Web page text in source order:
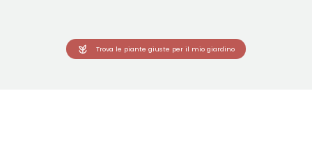
Trova le piante giuste per il mio giardino